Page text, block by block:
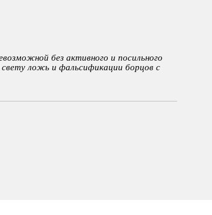
без активного и посильного
ложь и фальсификации борцов с